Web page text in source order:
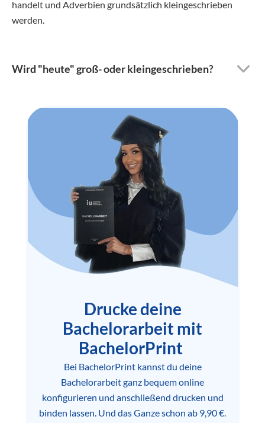
handelt und Adverbien grundsätzlich kleingeschrieben
werden.
Wird "heute" groß- oder kleingeschrieben?
Drucke deine
Bachelorarbeit mit
BachelorPrint
Bei BachelorPrint kannst du deine
Bachelorarbeit ganz bequem online
konfigurieren und anschließend drucken und
binden lassen. Und das Ganze schon ab 9,90 €.